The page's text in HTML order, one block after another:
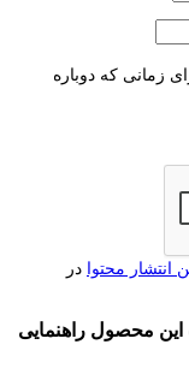
زمانی که دوباره
انتشار محتوا در
این محصول راهنمایی